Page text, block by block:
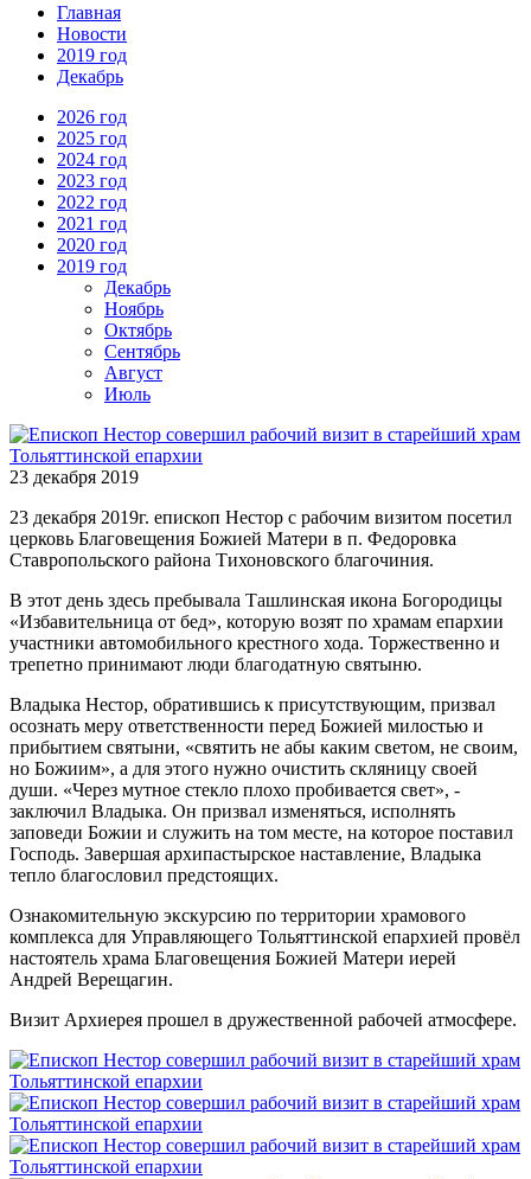
Главная
Новости
2019 год
Декабрь
2026 год
2025 год
2024 год
2023 год
2022 год
2021 год
2020 год
2019 год
Декабрь
Ноябрь
Октябрь
Сентябрь
Август
Июль
23 декабря 2019
23 декабря 2019г. епископ Нестор с рабочим визитом посетил
церковь Благовещения Божией Матери в п. Федоровка
Ставропольского района Тихоновского благочиния.
В этот день здесь пребывала Ташлинская икона Богородицы
«Избавительница от бед», которую возят по храмам епархии
участники автомобильного крестного хода. Торжественно и
трепетно принимают люди благодатную святыню.
Владыка Нестор, обратившись к присутствующим, призвал
осознать меру ответственности перед Божией милостью и
прибытием святыни, «святить не абы каким светом, не своим,
но Божиим», а для этого нужно очистить скляницу своей
души. «Через мутное стекло плохо пробивается свет», -
заключил Владыка. Он призвал изменяться, исполнять
заповеди Божии и служить на том месте, на которое поставил
Господь. Завершая архипастырское наставление, Владыка
тепло благословил предстоящих.
Ознакомительную экскурсию по территории храмового
комплекса для Управляющего Тольяттинской епархией провёл
настоятель храма Благовещения Божией Матери иерей
Андрей Верещагин.
Визит Архиерея прошел в дружественной рабочей атмосфере.